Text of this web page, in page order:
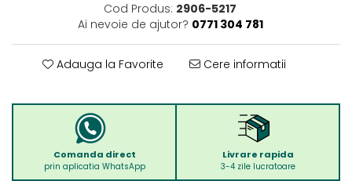
Cod Produs: 2906-5217
Ai nevoie de ajutor? 0771 304 781
Adauga la Favorite Cere informatii
Comanda direct
prin aplicatia WhatsApp
Livrare rapida
3-4 zile lucratoare